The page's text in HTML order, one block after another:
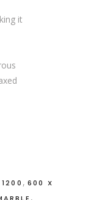
it
, 600 X
,